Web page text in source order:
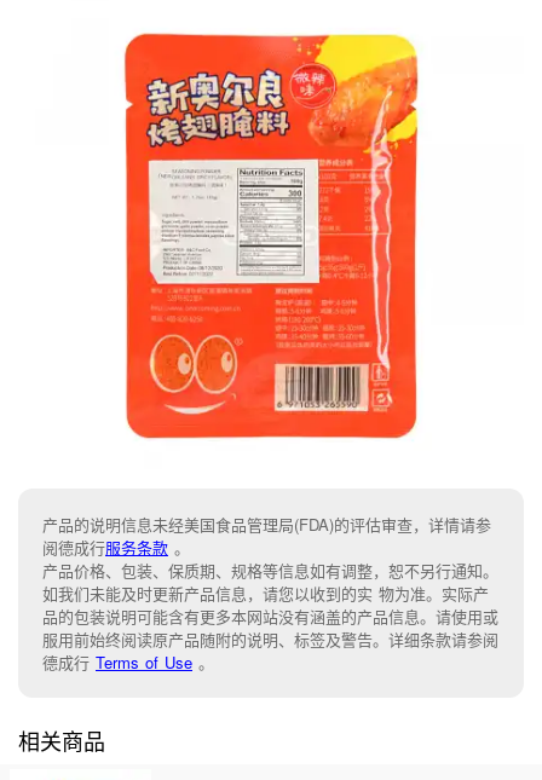
产品的说明信息未经美国食品管理局(FDA)的评估审查，详情请参
阅德成行服务条款 。
产品价格、包装、保质期、规格等信息如有调整，恕不另行通知。
如我们未能及时更新产品信息，请您以收到的实 物为准。实际产
品的包装说明可能含有更多本网站没有涵盖的产品信息。请使用或
服用前始终阅读原产品随附的说明、标签及警告。详细条款请参阅
德成行 Terms of Use 。
相关商品